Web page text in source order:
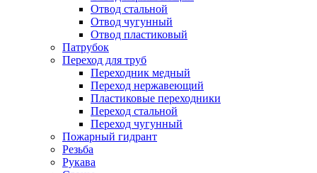
Отвод стальной
Отвод чугунный
Отвод пластиковый
Патрубок
Переход для труб
Переходник медный
Переход нержавеющий
Пластиковые переходники
Переход стальной
Переход чугунный
Пожарный гидрант
Резьба
Рукава